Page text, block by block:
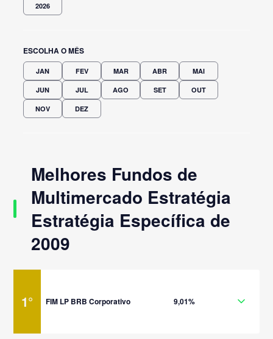
2026
ESCOLHA O MÊS
JAN FEV MAR ABR MAI
JUN JUL AGO SET OUT
NOV DEZ
Melhores Fundos de
Multimercado Estratégia
Estratégia Específica de
2009
1° FIM LP BRB Corporativo 9,01%